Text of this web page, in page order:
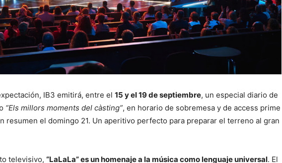
IB3 emitirá, entre el 15 y el 19 de septiembre, un especial diario de
“Els millors moments del càsting”, en horario de sobremesa y de access prime
resumen el domingo 21. Un aperitivo perfecto para preparar el terreno al gran
televisivo, “LaLaLa” es un homenaje a la música como lenguaje universal. El